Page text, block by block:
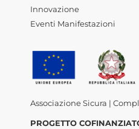
Innovazione
Eventi Manifestazioni
Associazione Sicura |
PROGETTO